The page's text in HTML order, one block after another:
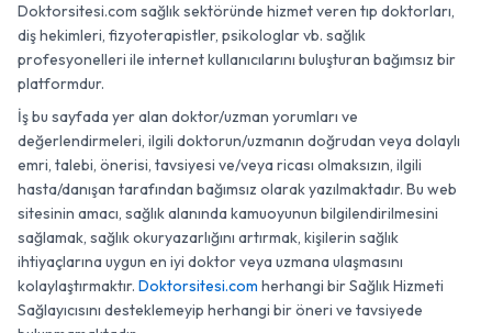
Doktorsitesi.com sağlık sektöründe hizmet veren tıp doktorları,
diş hekimleri, fizyoterapistler, psikologlar vb. sağlık
profesyonelleri ile internet kullanıcılarını buluşturan bağımsız bir
platformdur.
İş bu sayfada yer alan doktor/uzman yorumları ve
değerlendirmeleri, ilgili doktorun/uzmanın doğrudan veya dolaylı
emri, talebi, önerisi, tavsiyesi ve/veya ricası olmaksızın, ilgili
hasta/danışan tarafından bağımsız olarak yazılmaktadır. Bu web
sitesinin amacı, sağlık alanında kamuoyunun bilgilendirilmesini
sağlamak, sağlık okuryazarlığını artırmak, kişilerin sağlık
ihtiyaçlarına uygun en iyi doktor veya uzmana ulaşmasını
kolaylaştırmaktır. Doktorsitesi.com herhangi bir Sağlık Hizmeti
Sağlayıcısını desteklemeyip herhangi bir öneri ve tavsiyede